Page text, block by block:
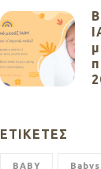
ΕΤΙΚΈΤΕΣ
BABY